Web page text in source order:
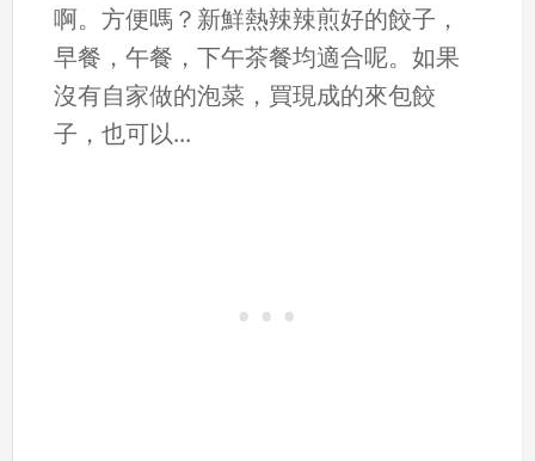
啊。方便嗎？新鮮熱辣辣煎好的餃子，
早餐，午餐，下午茶餐均適合呢。如果
沒有自家做的泡菜，買現成的來包餃
子，也可以...